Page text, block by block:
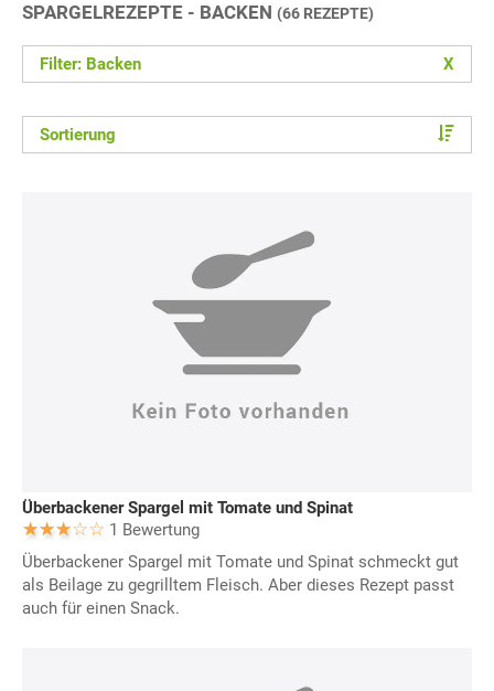
SPARGELREZEPTE - BACKEN (66 REZEPTE)
Filter: Backen X
Sortierung
Überbackener Spargel mit Tomate und Spinat
1 Bewertung
Überbackener Spargel mit Tomate und Spinat schmeckt gut
als Beilage zu gegrilltem Fleisch. Aber dieses Rezept passt
auch für einen Snack.